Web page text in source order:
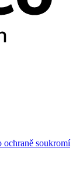
ochraně soukromí